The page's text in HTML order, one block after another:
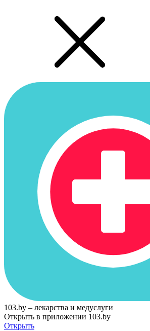
103.by – лекарства и медуслуги
Открыть в приложении 103.by
Открыть